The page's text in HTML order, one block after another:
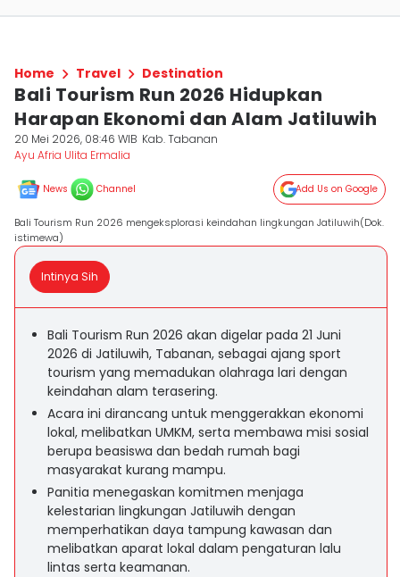
Home Travel Destination
Bali Tourism Run 2026 Hidupkan
Harapan Ekonomi dan Alam Jatiluwih
20 Mei 2026, 08:46 WIB Kab. Tabanan
Ayu Afria Ulita Ermalia
News Channel Add Us on Google
Bali Tourism Run 2026 mengeksplorasi keindahan lingkungan Jatiluwih(Dok.
istimewa)
Intinya Sih
Bali Tourism Run 2026 akan digelar pada 21 Juni
2026 di Jatiluwih, Tabanan, sebagai ajang sport
tourism yang memadukan olahraga lari dengan
keindahan alam terasering.
Acara ini dirancang untuk menggerakkan ekonomi
lokal, melibatkan UMKM, serta membawa misi sosial
berupa beasiswa dan bedah rumah bagi
masyarakat kurang mampu.
Panitia menegaskan komitmen menjaga
kelestarian lingkungan Jatiluwih dengan
memperhatikan daya tampung kawasan dan
melibatkan aparat lokal dalam pengaturan lalu
lintas serta keamanan.